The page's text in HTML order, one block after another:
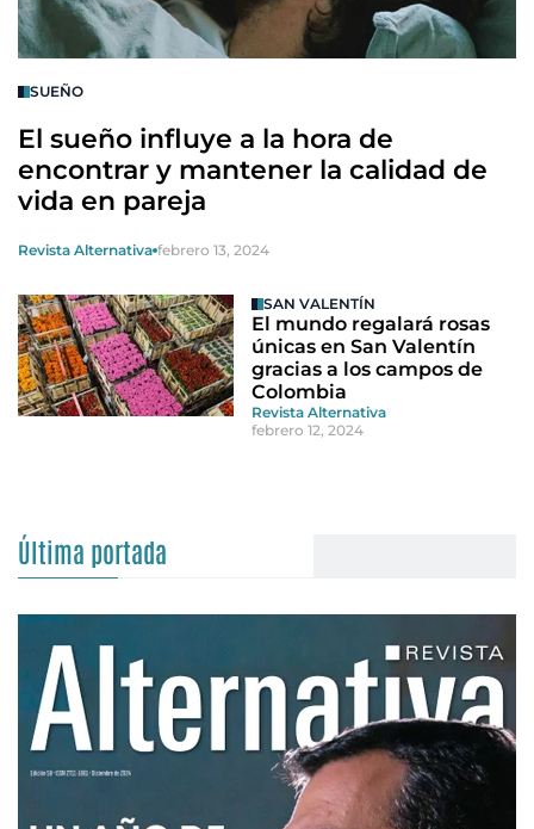
SUEÑO
El sueño influye a la hora de
encontrar y mantener la calidad de
vida en pareja
Revista Alternativa febrero 13, 2024
SAN VALENTÍN
El mundo regalará rosas
únicas en San Valentín
gracias a los campos de
Colombia
Revista Alternativa
febrero 12, 2024
Última portada